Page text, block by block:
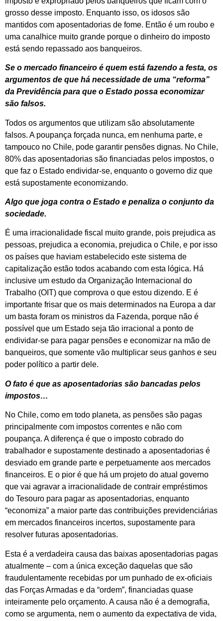
grosso desse imposto. Enquanto isso, os idosos são
mantidos com aposentadorias de fome. Então é um roubo e
uma canalhice muito grande porque o dinheiro do imposto
está sendo repassado aos banqueiros.
Se o mercado financeiro é quem está fazendo a festa, os
argumentos de que há necessidade de uma “reforma”
da Previdência para que o Estado possa economizar
são falsos.
Todos os argumentos que utilizam são absolutamente
falsos. A poupança forçada nunca, em nenhuma parte, e
tampouco no Chile, pode garantir pensões dignas. No Chile,
80% das aposentadorias são financiadas pelos impostos, o
que faz o Estado endividar-se, enquanto o governo diz que
está supostamente economizando.
Algo que joga contra o Estado e penaliza o conjunto da
sociedade.
É uma irracionalidade fiscal muito grande, pois prejudica as
pessoas, prejudica a economia, prejudica o Chile, e por isso
os países que haviam estabelecido este sistema de
capitalização estão todos acabando com esta lógica. Há
inclusive um estudo da Organização Internacional do
Trabalho (OIT) que comprova o que estou dizendo. E é
importante frisar que os mais determinados na Europa a dar
um basta foram os ministros da Fazenda, porque não é
possível que um Estado seja tão irracional a ponto de
endividar-se para pagar pensões e economizar na mão de
banqueiros, que somente vão multiplicar seus ganhos e seu
poder político a partir dele.
O fato é que as aposentadorias são bancadas pelos
impostos…
No Chile, como em todo planeta, as pensões são pagas
principalmente com impostos correntes e não com
poupança. A diferença é que o imposto cobrado do
trabalhador e supostamente destinado a aposentadorias é
desviado em grande parte e perpetuamente aos mercados
financeiros. E o pior é que há um projeto do atual governo
que vai agravar a irracionalidade de contrair empréstimos
do Tesouro para pagar as aposentadorias, enquanto
“economiza” a maior parte das contribuições previdenciárias
em mercados financeiros incertos, supostamente para
resolver futuras aposentadorias.
Esta é a verdadeira causa das baixas aposentadorias pagas
atualmente – com a única exceção daquelas que são
fraudulentamente recebidas por um punhado de ex-oficiais
das Forças Armadas e da “ordem”, financiadas quase
inteiramente pelo orçamento. A causa não é a demografia,
como se argumenta, nem o aumento da expectativa de vida,